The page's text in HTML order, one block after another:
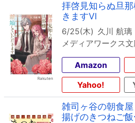
拝啓見知らぬ旦
きますVI
6/25(木) 久川 航璃
メディアワークス
Amazon
Yahoo!
雑司ヶ谷の朝食
揚げのきつねご飯